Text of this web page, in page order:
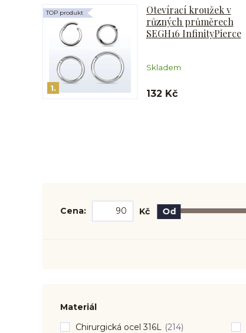
1.
Otevírací kroužek v
různých průměrech
SEGH16 InfinityPierce
Skladem
TOP produkt
132 Kč
Cena: Kč Od
Materiál
Chirurgická ocel 316L
(214)